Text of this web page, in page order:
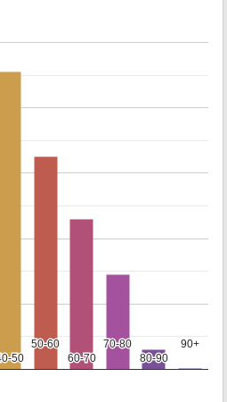
50
50
50-60
50-60
60-70
60-70
70-80
70-80
80-90
80-90
90+
90+